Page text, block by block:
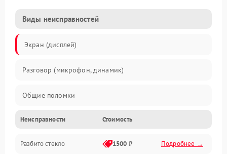
Виды неисправностей
Экран (дисплей)
Разговор (микрофон, динамик)
Общие поломки
Проблемы связи
Камеры
Неисправности Стоимость
Разбито стекло 1500 ₽ Подробнее →